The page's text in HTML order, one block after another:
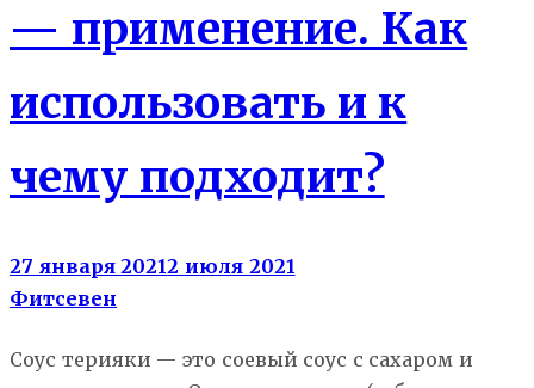
— применение. Как
использовать и к
чему подходит?
27 января 20212 июля 2021
Фитсевен
Соус терияки — это соевый соус с сахаром и